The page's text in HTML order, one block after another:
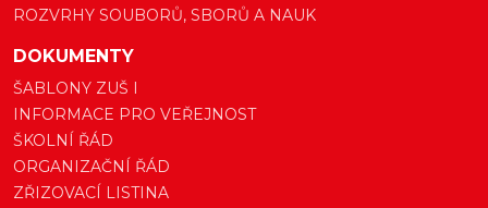
ROZVRHY SOUBORŮ, SBORŮ A NAUK
DOKUMENTY
ŠABLONY ZUŠ I
INFORMACE PRO VEŘEJNOST
ŠKOLNÍ ŘÁD
ORGANIZAČNÍ ŘÁD
ZŘIZOVACÍ LISTINA